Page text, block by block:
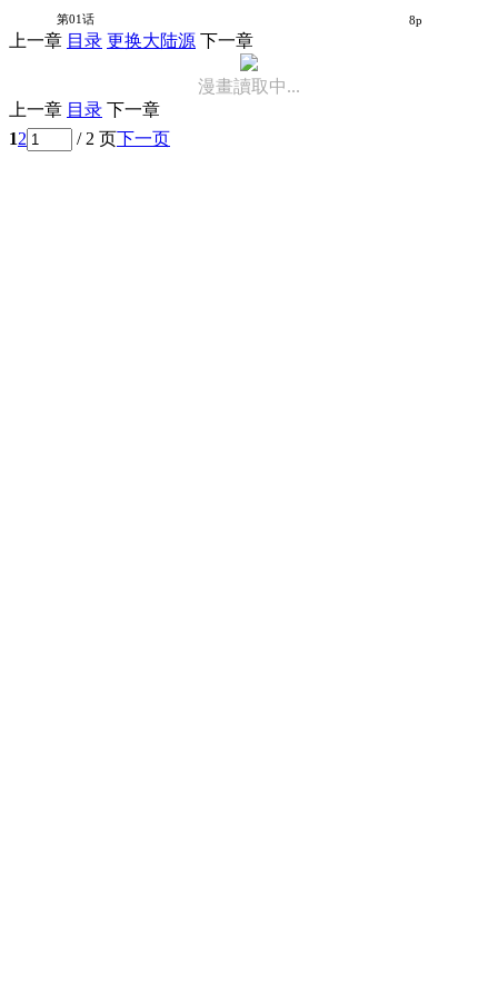
第01话 8p
上一章 目录 更换大陆源 下一章
漫畫讀取中...
上一章 目录 下一章
12 / 2 页下一页